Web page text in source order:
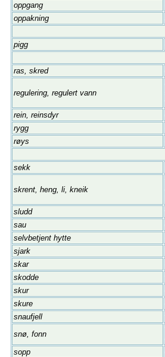
oppgang
oppakning
pigg
ras, skred
regulering, regulert vann
rein, reinsdyr
rygg
røys
sekk
skrent, heng, li, kneik
sludd
sau
selvbetjent hytte
sjark
skar
skodde
skur
skure
snaufjell
snø, fonn
sopp